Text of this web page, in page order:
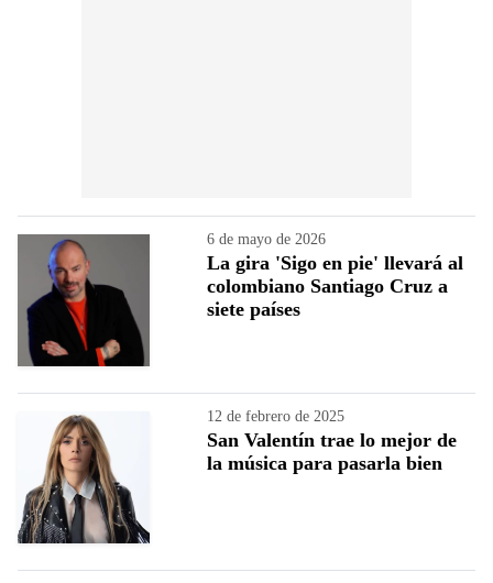
6 de mayo de 2026
La gira 'Sigo en pie' llevará al
colombiano Santiago Cruz a
siete países
12 de febrero de 2025
San Valentín trae lo mejor de
la música para pasarla bien